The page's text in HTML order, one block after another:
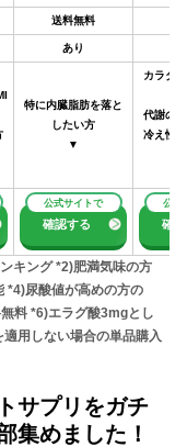
送料無料
あり
特に内臓脂肪を落と
したい方
▼
カラダ
代謝の
冷え性
公式サイトで
確認する
公式
確
キング *2)肥満気味の方
*4)尿酸値が高めの方の
料 *6)エラグ酸3mgとし
用しない場合の単品購入
サプリをガチ
集めました！